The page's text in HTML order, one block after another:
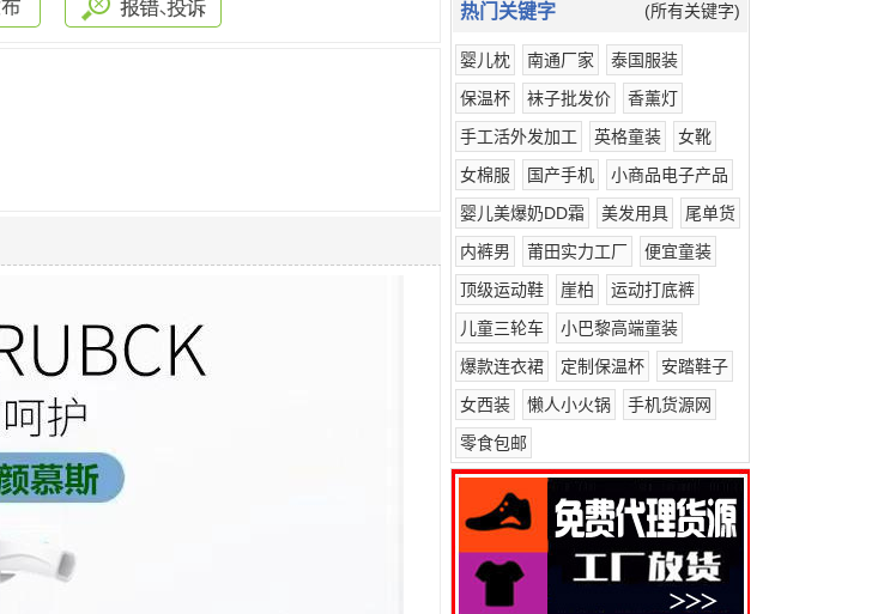
热门关键字 (所有关键字)
婴儿枕 南通厂家
泰国服装
保温杯
袜子批发价
香薰灯
手工活外发加工
英格童装
女靴
女棉服
国产手机
小商品电子产品
婴儿美爆奶DD霜
美发用具
尾单货
内裤男
莆田实力工厂
便宜童装
顶级运动鞋
崖柏
运动打底裤
儿童三轮车
小巴黎高端童装
爆款连衣裙
定制保温杯
安踏鞋子
女西装
懒人小火锅
手机货源网
零食包邮